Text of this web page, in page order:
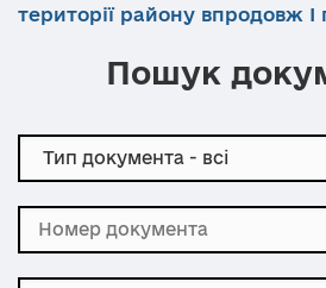
території району впродовж І
Пошук